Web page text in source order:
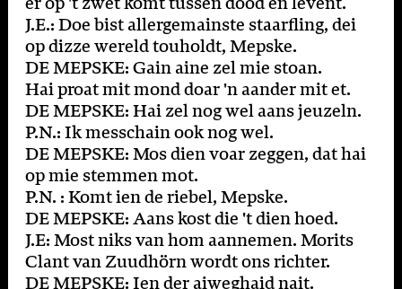
J.E.: Doe bist allergemainste staarfling, dei
op dizze wereld touholdt, Mepske.
DE MEPSKE: Gain aine zel mie stoan.
Hai proat mit mond doar 'n aander mit et.
DE MEPSKE: Hai zel nog wel aans jeuzeln.
P.N.: Ik messchain ook nog wel.
DE MEPSKE: Mos dien voar zeggen, dat hai
op mie stemmen mot.
P.N. : Komt ien de riebel, Mepske.
DE MEPSKE: Aans kost die 't dien hoed.
J.E: Most niks van hom aannemen. Morits
Clant van Zuudhörn wordt ons richter.
DE MEPSKE: Ien der aiweghaid nait.